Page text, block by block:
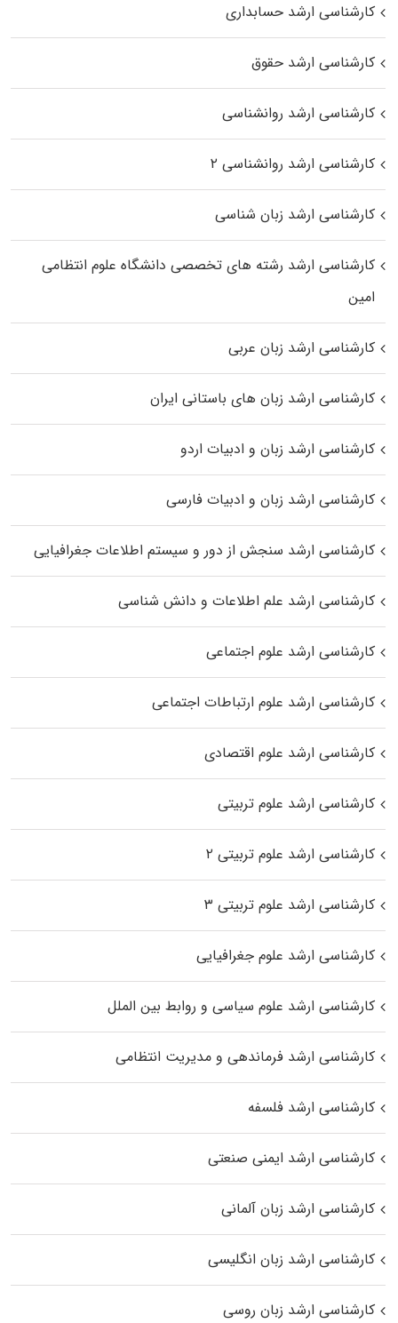
کارشناسی ارشد حسابداری
کارشناسی ارشد حقوق
کارشناسی ارشد روانشناسی
کارشناسی ارشد روانشناسی ۲
کارشناسی ارشد زبان شناسی
کارشناسی ارشد رﺷﺘﻪ ﻫﺎی تخصصی داﻧﺸﮕﺎه ﻋﻠﻮم انتظامی
اﻣﻴﻦ
کارشناسی ارشد زبان عربی
کارشناسی ارشد زبان‌ های باستانی ایران
کارشناسی ارشد زبان و ادبیات اردو
کارشناسی ارشد زبان و ادبیات فارسی
کارشناسی ارشد سنجش از دور و سیستم اطلاعات جغرافیایی
کارشناسی ارشد علم اطلاعات و دانش شناسی
کارشناسی ارشد علوم اجتماعی
کارشناسی ارشد علوم ارتباطات اجتماعی
کارشناسی ارشد علوم اقتصادی
کارشناسی ارشد علوم تربیتی
کارشناسی ارشد علوم تربیتی ۲
کارشناسی ارشد علوم تربیتی ۳
کارشناسی ارشد علوم جغرافیایی
کارشناسی ارشد علوم سیاسی و روابط بین الملل
کارشناسی ارشد فرماندهی و مدیریت انتظامی
کارشناسی ارشد فلسفه
کارشناسی ارشد ایمنی صنعتی
کارشناسی ارشد زبان آلمانی
کارشناسی ارشد زبان انگلیسی
کارشناسی ارشد زبان روسی